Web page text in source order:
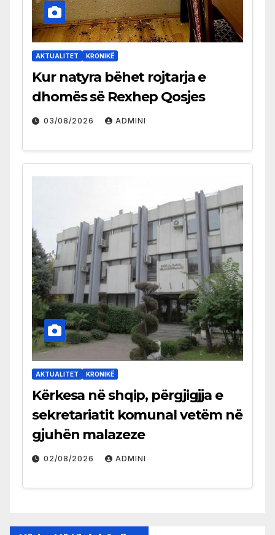
AKTUALITET KRONIKË
Kur natyra bëhet rojtarja e
dhomës së Rexhep Qosjes
03/08/2026 ADMINI
AKTUALITET KRONIKË
Kërkesa në shqip, përgjigjja e
sekretariatit komunal vetëm në
gjuhën malazeze
02/08/2026 ADMINI